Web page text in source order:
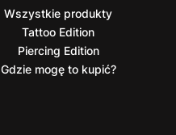
Wszystkie produkty
Tattoo Edition
Piercing Edition
Gdzie mogę to kupić?